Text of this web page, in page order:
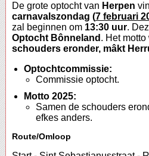
De grote optocht van Herpen
carnavalszondag (7 februari
zal beginnen om 13:30 uur.
Optocht Bônneland . Het
schouders eronder, mâkt
Optochtcommissie:
Commissie optocht.
Motto 2025:
Samen de schouders
efkes anders.
Route/Omloop